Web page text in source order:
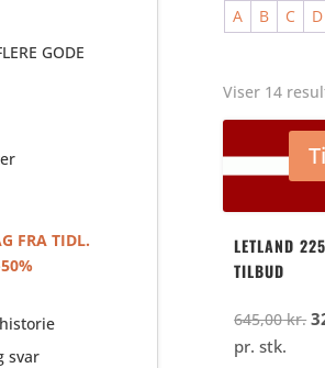
A B C D
Viser 14
LETLAND
TILBUD
645,00kr.
pr. stk.
GODE
FRA TIDL.
svar